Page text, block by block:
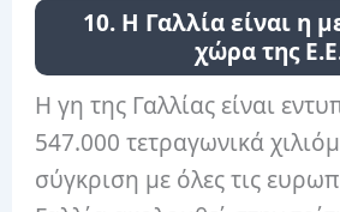
10. Η Γαλλία είναι η
χώρα της
Η γη της Γαλλίας είναι
547.000 τετραγωνικά
σύγκριση με όλες τις